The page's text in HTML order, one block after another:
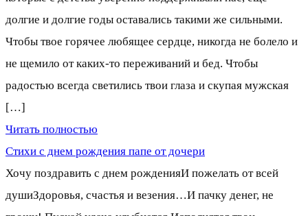
долгие и долгие годы оставались такими же сильными.
Чтобы твое горячее любящее сердце, никогда не болело и
не щемило от каких-то переживаний и бед. Чтобы
радостью всегда светились твои глаза и скупая мужская
[…]
Читать полностью
Стихи с днем рождения папе от дочери
Хочу поздравить с днем рожденияИ пожелать от всей
душиЗдоровья, счастья и везения…И пачку денег, не